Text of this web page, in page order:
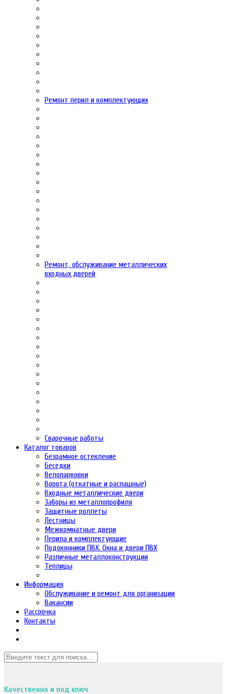
Ремонт перил и комплектующих
Ремонт, обслуживание металлических
входных дверей
Сварочные работы
Каталог товаров
Безрамное остекление
Беседки
Велопарковки
Ворота (откатные и распашные)
Входные металлические двери
Заборы из металлопрофиля
Защитные роллеты
Лестницы
Межкомнатные двери
Перила и комплектующие
Подоконники ПВХ. Окна и двери ПВХ
Различные металлоконструкции
Теплицы
Информация
Обслуживание и ремонт для организации
Вакансии
Рассрочка
Контакты
Качественно и под ключ